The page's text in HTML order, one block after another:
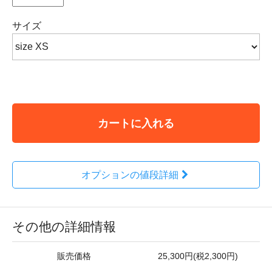
サイズ
カートに入れる
オプションの値段詳細
その他の詳細情報
販売価格 25,300円(税2,300円)